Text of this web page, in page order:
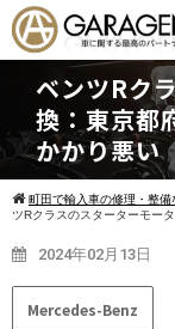
ベンツRク
換：東京都
かかり悪い
町田で輸入車の修理・整
ツRクラスのスターターモー
2024年02月13日
Mercedes-Benz